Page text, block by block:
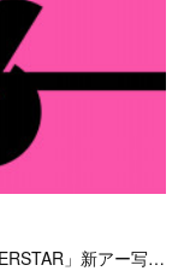
」新アー写…